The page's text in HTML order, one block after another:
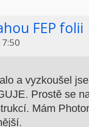
FEP folii
a vyzkoušel
Prostě se
Mám